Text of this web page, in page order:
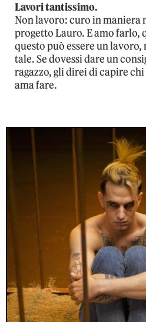
Lavori tantissimo.
Non lavoro: curo in maniera
progetto Lauro. E amo farlo,
questo può essere un
tale. Se dovessi dare un
ragazzo, gli direi di capire
ama fare.